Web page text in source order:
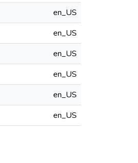
en_US
en_US
en_US
en_US
en_US
en_US